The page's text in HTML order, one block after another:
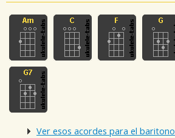
Ver esos acordes para el baritono